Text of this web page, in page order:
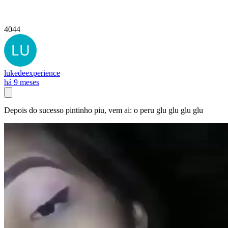
4044
lukedeexperience
há 9 meses
Depois do sucesso pintinho piu, vem ai: o peru glu glu glu glu